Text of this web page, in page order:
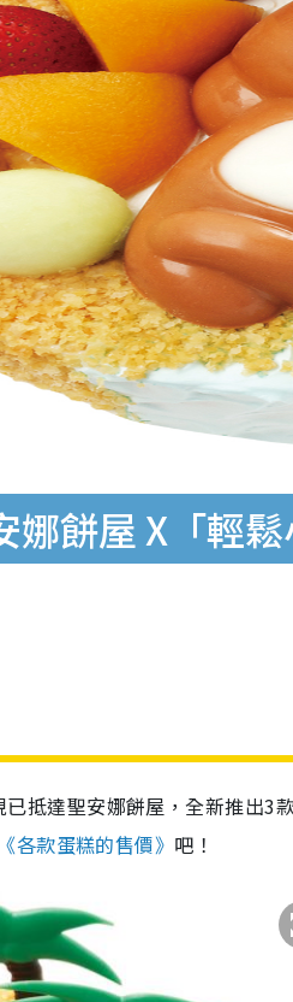
娜餅屋 X「輕
抵達聖安娜餅屋，全新推出3
《各款蛋糕的售價》 吧！